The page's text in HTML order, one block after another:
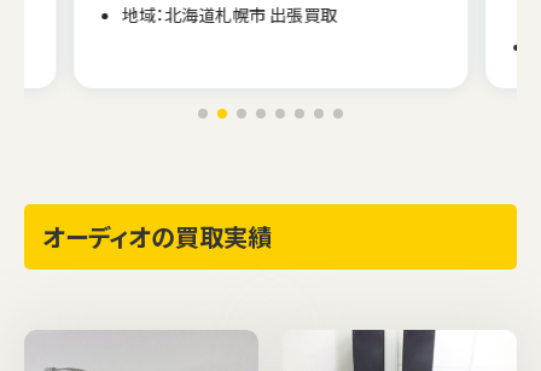
地域：北海道札幌市 出張買取
オーディオの買取実績